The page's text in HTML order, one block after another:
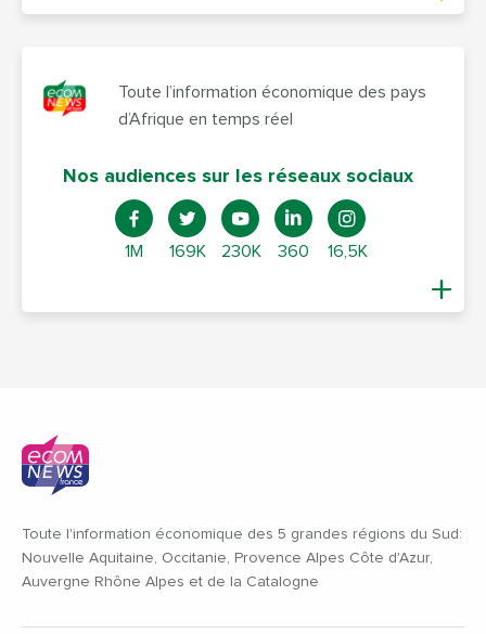
Toute l’information économique des pays
d’Afrique en temps réel
Nos audiences sur les réseaux sociaux
1M 169K 230K 360 16,5K
Toute l'information économique des 5 grandes régions du Sud:
Nouvelle Aquitaine, Occitanie, Provence Alpes Côte d'Azur,
Auvergne Rhône Alpes et de la Catalogne